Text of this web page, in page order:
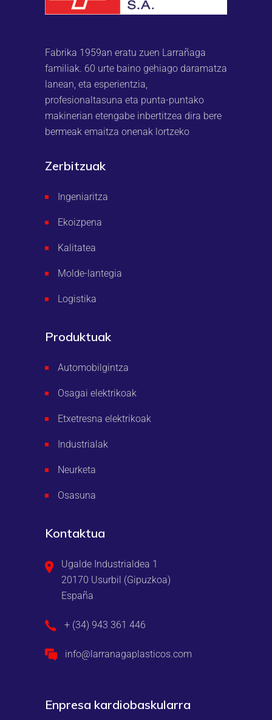
Fabrika 1959an eratu zuen Larrañaga
familiak. 60 urte baino gehiago daramatza
lanean, eta esperientzia,
profesionaltasuna eta punta-puntako
makinerian etengabe inbertitzea dira bere
bermeak emaitza onenak lortzeko
Zerbitzuak
Ingeniaritza
Ekoizpena
Kalitatea
Molde-lantegia
Logistika
Produktuak
Automobilgintza
Osagai elektrikoak
Etxetresna elektrikoak
Industrialak
Neurketa
Osasuna
Kontaktua
Ugalde Industrialdea 1
20170 Usurbil (Gipuzkoa)
España
+ (34) 943 361 446
info@larranagaplasticos.com
Enpresa kardiobaskularra